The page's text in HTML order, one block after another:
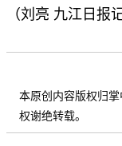
（刘亮 九江日报
本原创内容版权归
权谢绝转载。